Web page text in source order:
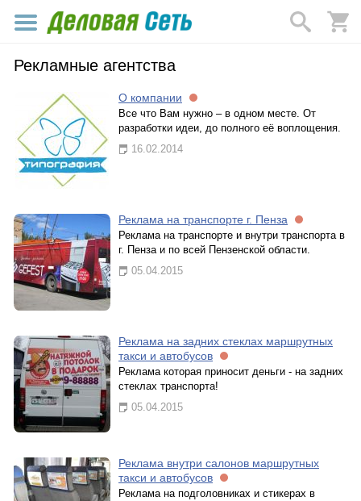
Рекламные агентства
О компании
Все что Вам нужно – в одном месте. От
разработки идеи, до полного её воплощения.
16.02.2014
Реклама на транспорте г. Пенза
Реклама на транспорте и внутри транспорта в
г. Пенза и по всей Пензенской области.
05.04.2015
Реклама на задних стеклах маршрутных
такси и автобусов
Реклама которая приносит деньги - на задних
стеклах транспорта!
05.04.2015
Реклама внутри салонов маршрутных
такси и автобусов
Реклама на подголовниках и стикерах в